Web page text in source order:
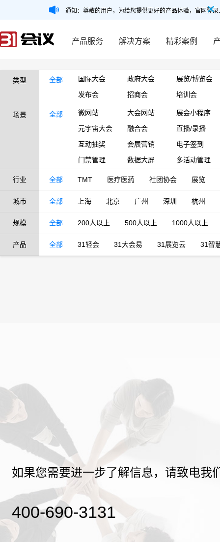
通知：尊敬的用户，为给您提供更好的产品体验，官网登
产品服务 解决方案 精彩案例
类型 全部 国际大会 政府大会
展览/博览会
发布会
招商会 培训会
场景 全部 微网站 大会网站
展会小程序
元宇宙大会
融合会
直播/录播
互动抽奖
会展营销
电子签到
门禁管理
数据大屏 多活动管理
行业 全部 TMT 医疗医药 社团协会 展览
城市 全部 上海 北京 广州 深圳 杭州
规模 全部 200人以上 500人以上 1000人以上
产品 全部 31轻会 31大会易 31展览云 31智
如果您需要进一步了解信息，请致电我
400-690-3131